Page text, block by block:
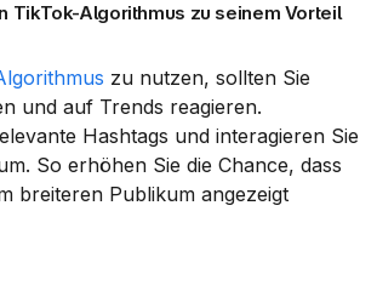
TikTok-Algorithmus zu seinem Vorteil
zu nutzen, sollten Sie
und auf Trends reagieren.
Hashtags und interagieren Sie
So erhöhen Sie die Chance, dass
breiteren Publikum angezeigt